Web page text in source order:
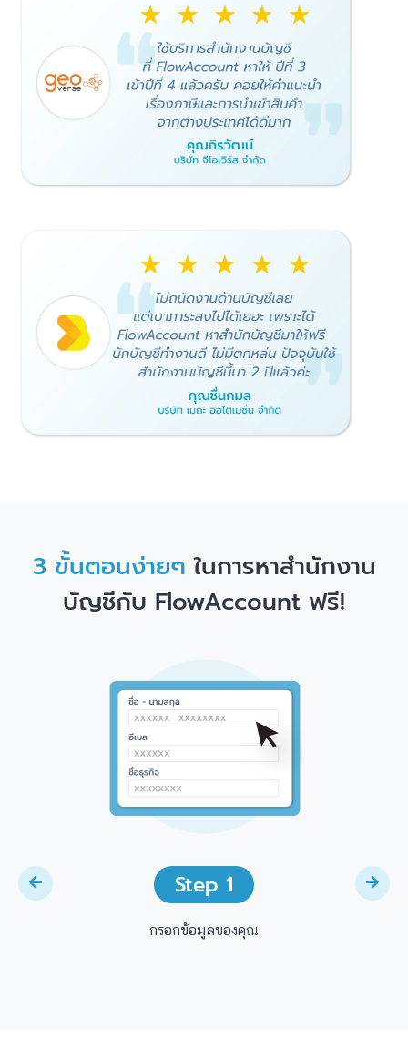
3 ขั้นตอนง่ายๆในการหาสำนักงาน
บัญชีกับ FlowAccount ฟรี!
Step 1
กรอกข้อมูลของคุณ